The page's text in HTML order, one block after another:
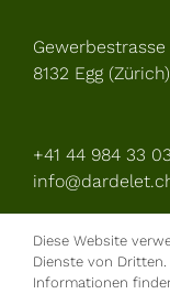
Gewerbestrasse
8132 Egg (Zürich)
+41 44 984 33 03
Diese Website
Dienste von Dritten.
Informationen